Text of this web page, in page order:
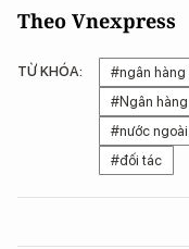
Theo Vnexpress
TỪ KHÓA: #ngân hàng
#Ngân
#nước ngoài
#đối tác